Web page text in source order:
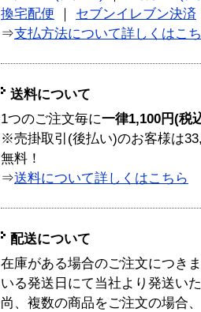
換宅配便
セブンイレブン決済
⇒支払方法について詳しくはこ
送料について
1つのご注文毎に一律1,100円(税
※売掛取引(後払い)のお客様は
無料！
⇒送料について詳しくはこちら
配送について
在庫がある場合のご注文につき
いる発送日にて当社より発送い
尚、複数の商品をご注文の場合